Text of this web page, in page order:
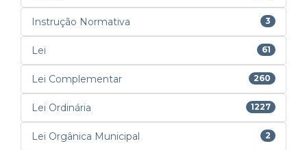
Instrução Normativa 3
Lei 61
Lei Complementar 260
Lei Ordinária 1227
Lei Orgânica Municipal 2